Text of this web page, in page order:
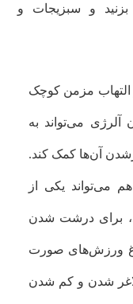
بزنید و سبزیجات و
التهاب مزمن کوچک
می‌تواند به
آن‌ها کمک کند.
یکی از
برای درشت شدن
ورزش‌های صورت
شدن و کم شدن